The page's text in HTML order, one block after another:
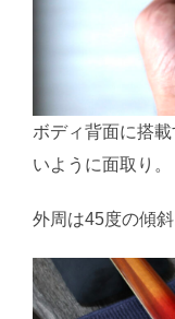
ボディ背面に搭
いように面取り。
外周は45度の傾斜